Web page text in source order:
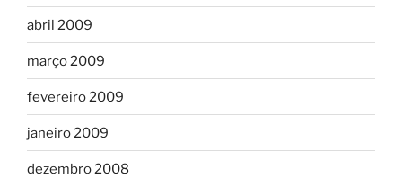
abril 2009
março 2009
fevereiro 2009
janeiro 2009
dezembro 2008